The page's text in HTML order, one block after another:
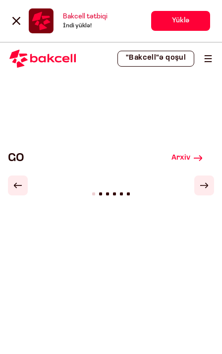
Bakcell tətbiqi
İndi yüklə!
Yüklə
"Bakcell"ə qoşul
GO Arxiv